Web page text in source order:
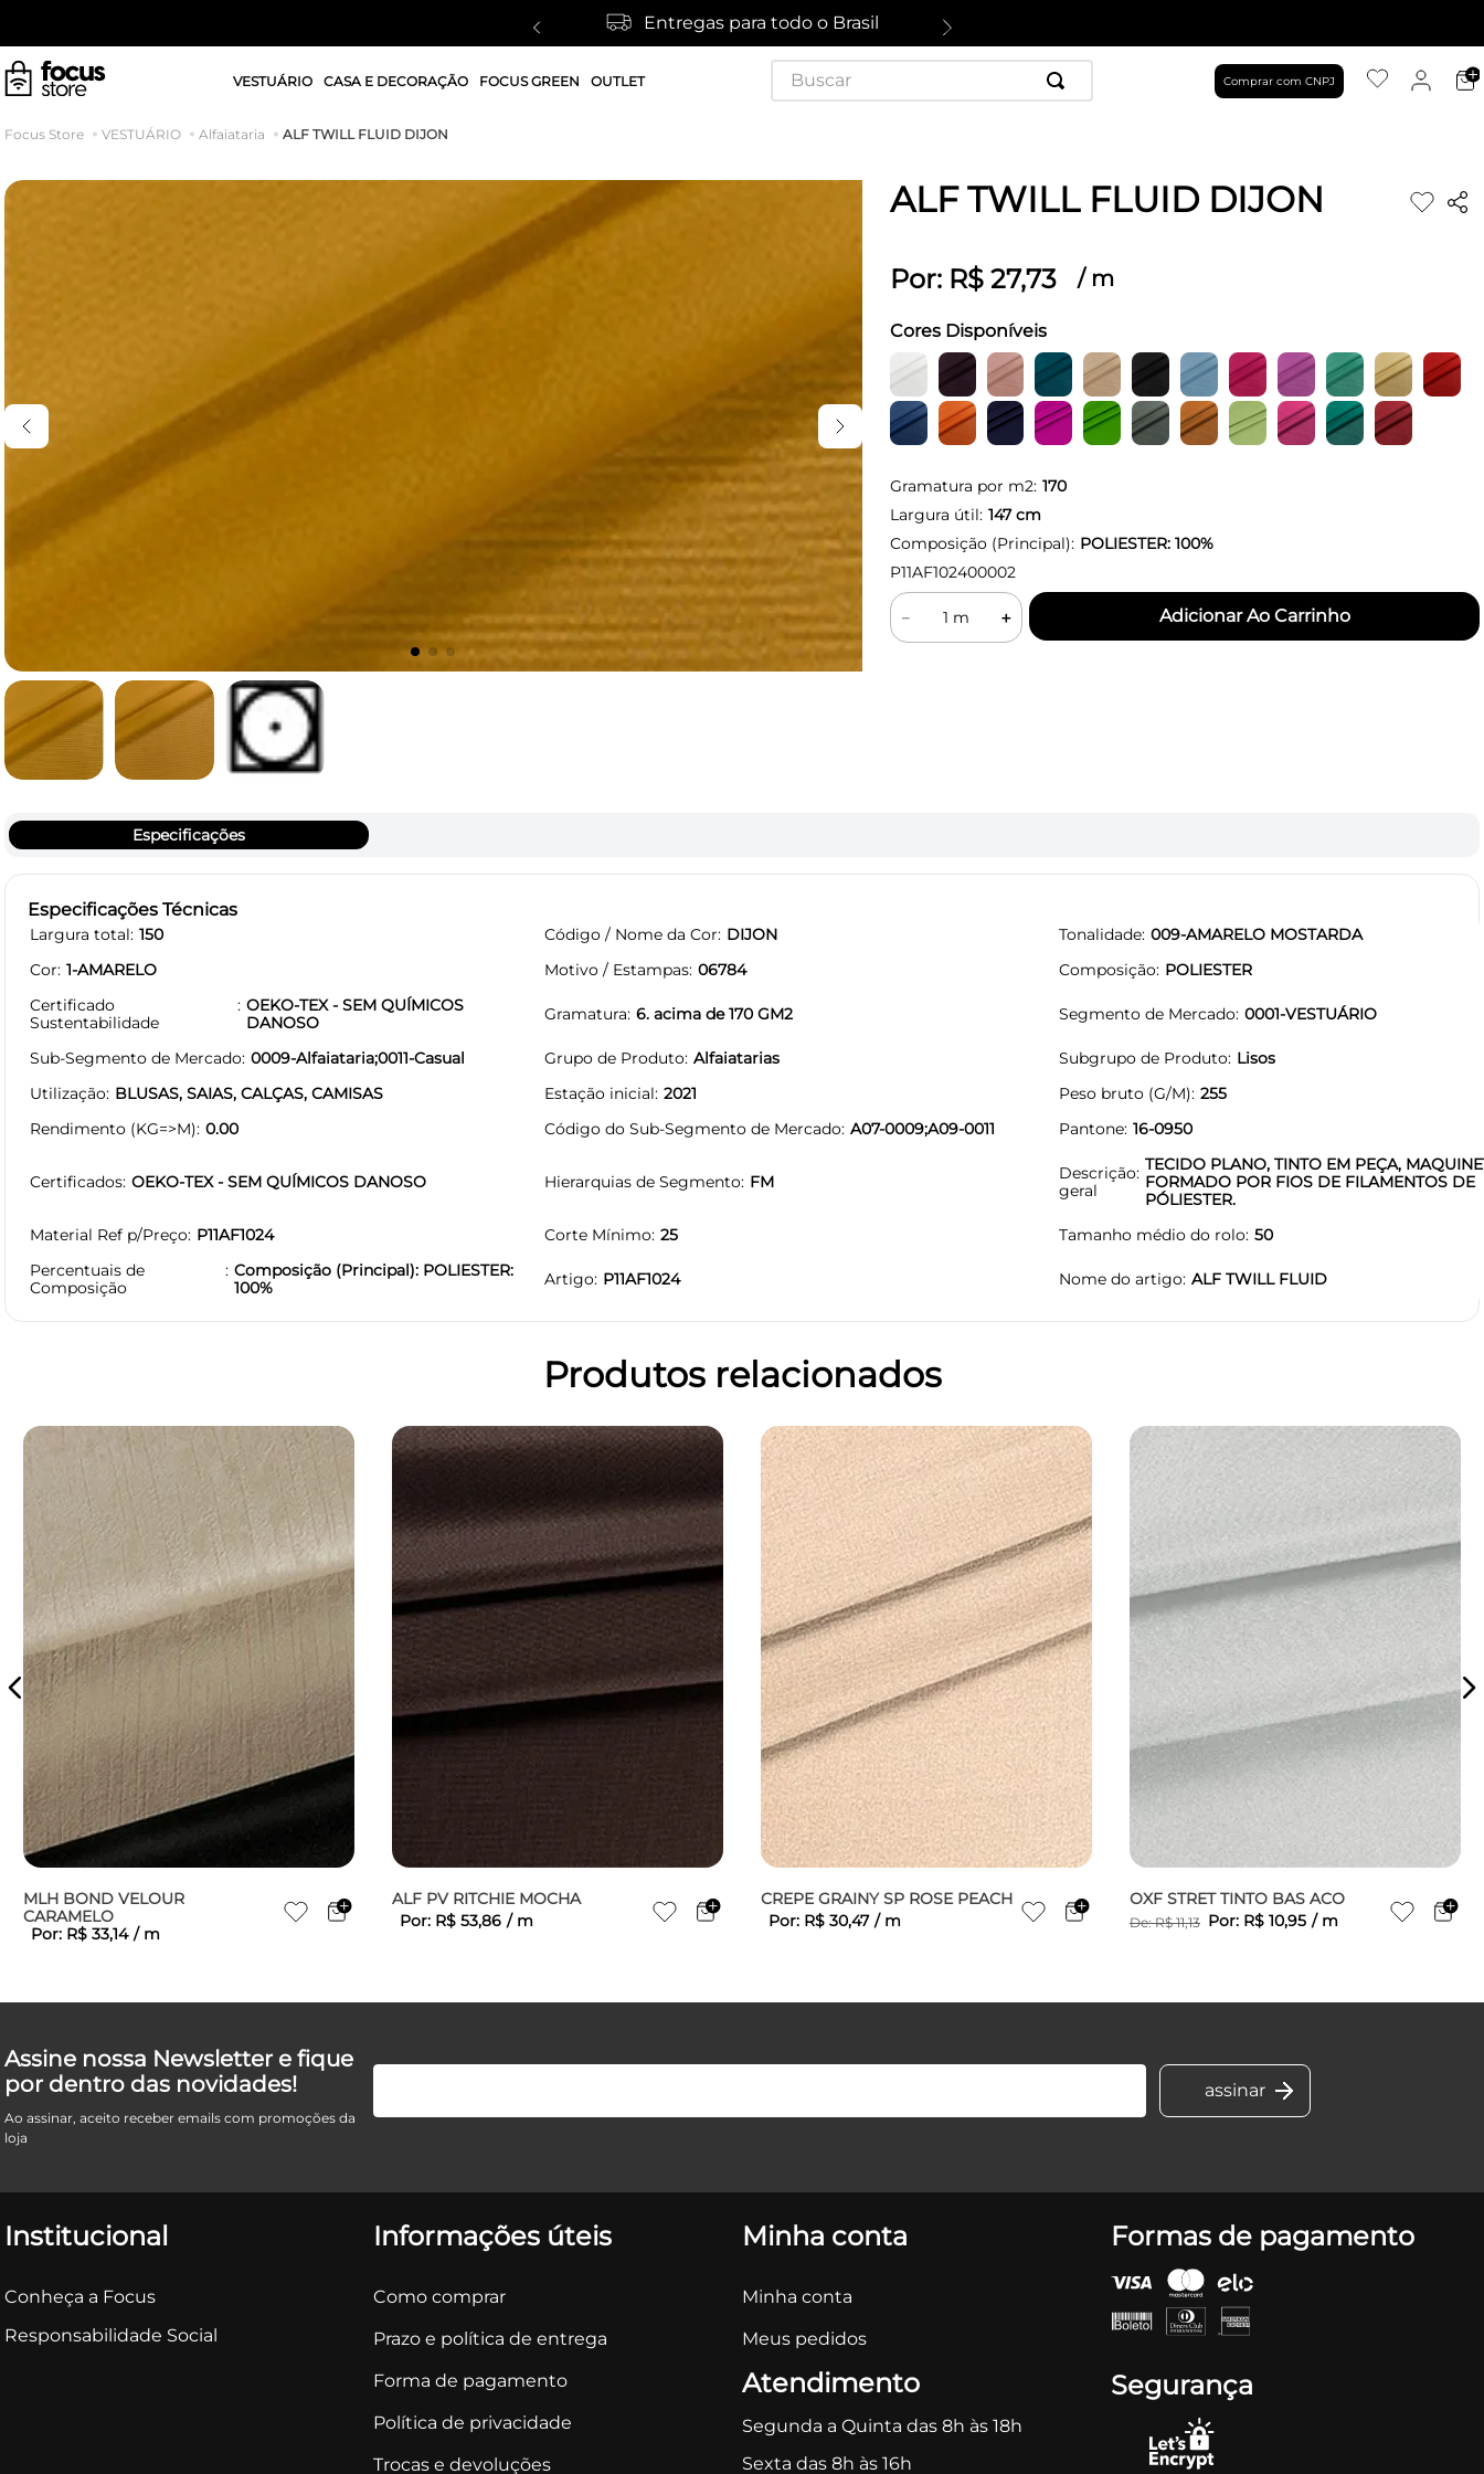
Entregas para todo o Brasil
VESTUÁRIO CASA E DECORAÇÃO FOCUS GREEN OUTLET
Buscar
Comprar com CNPJ
VESTUÁRIO Alfaiataria ALF TWILL FLUID DIJON
ALF TWILL FLUID DIJON
Por: R$ 27,73 / m
Cores Disponíveis
Gramatura por m2: 170
Largura útil: 147cm
Composição (Principal): POLIESTER: 100%
P11AF102400002
＋
－
Especificações
Especificações Técnicas
Largura total 150 Código / Nome da Cor DIJON Tonalidade 009-AMARELO MOSTARDA
Cor 1-AMARELO Motivo / Estampas 06784 Composição POLIESTER
Certificado
Sustentabilidade
OEKO-TEX - SEM QUÍMICOS
DANOSO
Gramatura 6. acima de 170 GM2 Segmento de Mercado 0001-VESTUÁRIO
Sub-Segmento de Mercado 0009-Alfaiataria;0011-Casual Grupo de Produto Alfaiatarias Subgrupo de Produto Lisos
Utilização BLUSAS, SAIAS, CALÇAS, CAMISAS Estação inicial 2021 Peso bruto (G/M) 255
Rendimento (KG=>M) 0.00 Código do Sub-Segmento de Mercado A07-0009;A09-0011 Pantone 16-0950
Certificados OEKO-TEX - SEM QUÍMICOS DANOSO Hierarquias de Segmento FM
Descrição
geral
TECIDO PLANO, TINTO EM PEÇA,
FORMADO POR FIOS DE FILAMENTOS DE
PÓLIESTER.
Material Ref p/Preço P11AF1024 Corte Mínimo 25 Tamanho médio do rolo 50
Percentuais de
Composição
Composição (Principal): POLIESTER:
100%
Artigo P11AF1024 Nome do artigo ALF TWILL FLUID
Produtos relacionados
MLH BOND VELOUR
CARAMELO
Por: R$ 33,14 / m
ALF PV RITCHIE MOCHA
Por: R$ 53,86 / m
CREPE GRAINY SP ROSE PEACH
Por: R$ 30,47 / m
OXF STRET TINTO BAS ACO
De:R$ 11,13 Por: R$ 10,95 / m
Assine nossa Newsletter e fique
por dentro das novidades!
Ao assinar, aceito receber emails com promoções da
loja
Institucional
Conheça a Focus
Responsabilidade Social
Informações úteis
Como comprar
Prazo e política de entrega
Forma de pagamento
Política de privacidade
Trocas e devoluções
Minha conta
Minha conta
Meus pedidos
Atendimento
Segunda a Quinta das 8h às 18h
Sexta das 8h às 16h
Formas de pagamento
Segurança